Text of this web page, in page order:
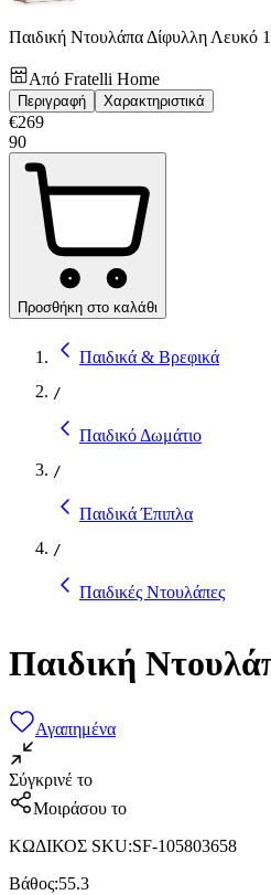
Παιδική Ντουλάπα Δίφυλλη Λευκό
Από Fratelli Home
Περιγραφή Χαρακτηριστικά
€269
90
Προσθήκη στο καλάθι
Παιδικά & Βρεφικά
/
Παιδικό Δωμάτιο
/
Παιδικά Έπιπλα
/
Παιδικές Ντουλάπες
Παιδική
Αγαπημένα
Σύγκρινέ το
Μοιράσου το
ΚΩΔΙΚΟΣ SKU:SF-105803658
Βάθος:55.3